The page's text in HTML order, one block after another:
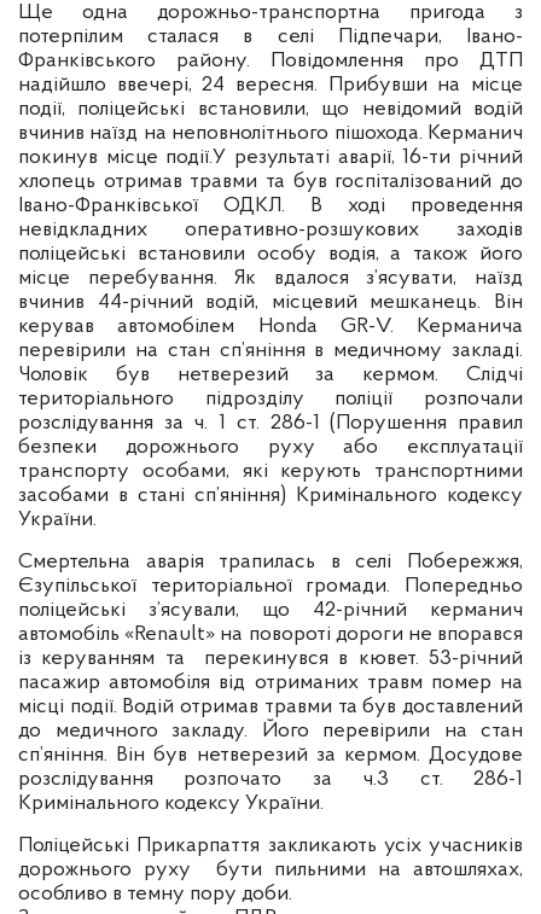
Ще одна дорожньо-транспортна пригода з
потерпілим сталася в селі Підпечари, Івано-
Франківського району. Повідомлення про ДТП
надійшло ввечері, 24 вересня. Прибувши на місце
події, поліцейські встановили, що невідомий водій
вчинив наїзд на неповнолітнього пішохода. Керманич
покинув місце події.У результаті аварії, 16-ти річний
хлопець отримав травми та був госпіталізований до
Івано-Франківської ОДКЛ. В ході проведення
невідкладних оперативно-розшукових заходів
поліцейські встановили особу водія, а також його
місце перебування. Як вдалося з’ясувати, наїзд
вчинив 44-річний водій, місцевий мешканець. Він
керував автомобілем Honda GR-V. Керманича
перевірили на стан сп’яніння в медичному закладі.
Чоловік був нетверезий за кермом. Слідчі
територіального підрозділу поліції розпочали
розслідування за ч. 1 ст. 286-1 (Порушення правил
безпеки дорожнього руху або експлуатації
транспорту особами, які керують транспортними
засобами в стані сп’яніння) Кримінального кодексу
України.
Смертельна аварія трапилась в селі Побережжя,
Єзупільської територіальної громади. Попередньо
поліцейські з’ясували, що 42-річний керманич
автомобіль «Renault» на повороті дороги не впорався
із керуванням та перекинувся в кювет. 53-річний
пасажир автомобіля від отриманих травм помер на
місці події. Водій отримав травми та був доставлений
до медичного закладу. Його перевірили на стан
сп’яніння. Він був нетверезий за кермом. Досудове
розслідування розпочато за ч.3 ст. 286-1
Кримінального кодексу України.
Поліцейські Прикарпаття закликають усіх учасників
дорожнього руху бути пильними на автошляхах,
особливо в темну пору доби.